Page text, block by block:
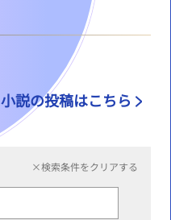
小説の投稿はこちら
×検索条件をクリアする